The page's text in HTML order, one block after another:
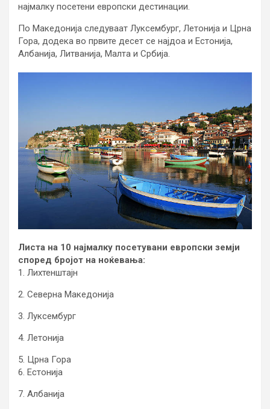
најмалку посетени европски дестинации.
По Македонија следуваат Луксембург, Летонија и Црна
Гора, додека во првите десет се најдоа и Естонија,
Албанија, Литванија, Малта и Србија.
Листа на 10 најмалку посетувани европски земји
според бројот на ноќевања:
1. Лихтенштајн
2. Северна Македонија
3. Луксембург
4. Летонија
5. Црна Гора
6. Естонија
7. Албанија